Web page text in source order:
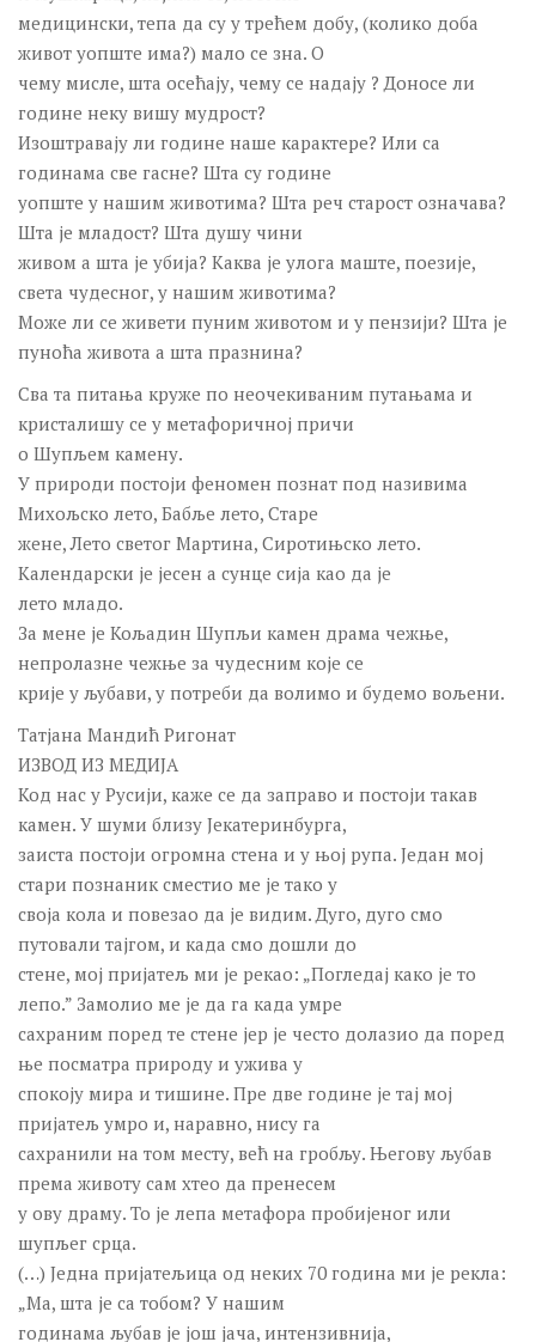
Продукција
Позориште ПАТОС
Позориште Бранислав Нушић
Позориште Креативни хаос
Набавке
Галерија
Контакт
медицински, тепа да су у трећем добу, (колико доба
живот уопште има?) мало се зна. О
чему мисле, шта осећају, чему се надају ? Доносе ли
године неку вишу мудрост?
Изоштравају ли године наше карактере? Или са
годинама све гасне? Шта су године
уопште у нашим животима? Шта реч старост означава?
Шта је младост? Шта душу чини
живом а шта је убија? Каква је улога маште, поезије,
света чудесног, у нашим животима?
Може ли се живети пуним животом и у пензији? Шта је
пуноћа живота а шта празнина?
Сва та питања круже по неочекиваним путањама и
кристалишу се у метафоричној причи
о Шупљем камену.
У природи постоји феномен познат под називима
Михољско лето, Бабље лето, Старе
жене, Лето светог Мартина, Сиротињско лето.
Календарски је јесен а сунце сија као да је
лето младо.
За мене је Кољадин Шупљи камен драма чежње,
непролазне чежње за чудесним које се
крије у љубави, у потреби да волимо и будемо вољени.
Татјана Мандић Ригонат
ИЗВОД ИЗ МЕДИЈА
Код нас у Русији, каже се да заправо и постоји такав
камен. У шуми близу Јекатеринбурга,
заиста постоји огромна стена и у њој рупа. Један мој
стари познаник сместио ме је тако у
своја кола и повезао да је видим. Дуго, дуго смо
путовали тајгом, и када смо дошли до
стене, мој пријатељ ми је рекао: „Погледај како је то
лепо.” Замолио ме је да га када умре
сахраним поред те стене јер је често долазио да поред
ње посматра природу и ужива у
спокоју мира и тишине. Пре две године је тај мој
пријатељ умро и, наравно, нису га
сахранили на том месту, већ на гробљу. Његову љубав
према животу сам хтео да пренесем
у ову драму. То је лепа метафора пробијеног или
шупљег срца.
(…) Једна пријатељица од неких 70 година ми је рекла:
„Ма, шта је са тобом? У нашим
годинама љубав је још јача, интензивнија,